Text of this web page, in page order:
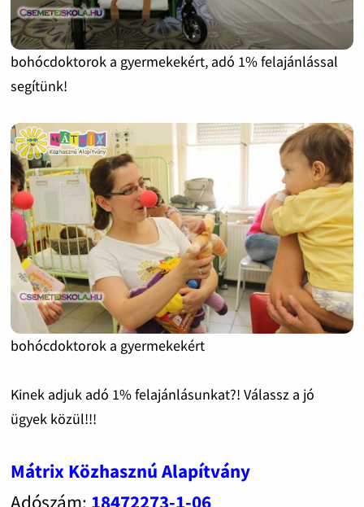
bohócdoktorok a gyermekekért, adó 1% felajánlással
segítünk!
bohócdoktorok a gyermekekért
Kinek adjuk adó 1% felajánlásunkat?! Válassz a jó
ügyek közül!!!
Mátrix Közhasznú Alapítvány
Adószám: 18472273-1-06